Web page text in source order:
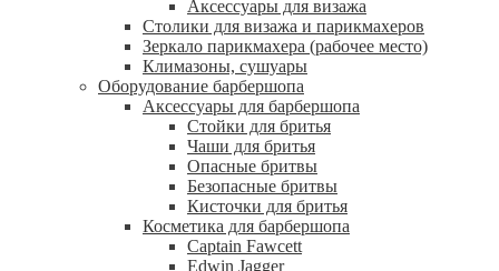
Аксессуары для визажа
Столики для визажа и парикмахеров
Зеркало парикмахера (рабочее место)
Климазоны, сушуары
Оборудование барбершопа
Аксессуары для барбершопа
Стойки для бритья
Чаши для бритья
Опасные бритвы
Безопасные бритвы
Кисточки для бритья
Косметика для барбершопа
Captain Fawcett
Edwin Jagger